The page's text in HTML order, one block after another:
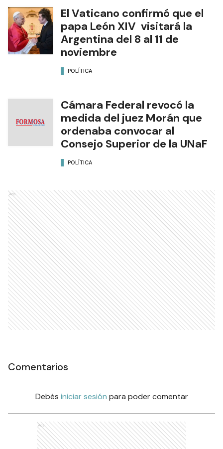
El Vaticano confirmó que el
papa León XIV visitará la
Argentina del 8 al 11 de
noviembre
POLÍTICA
Cámara Federal revocó la
medida del juez Morán que
ordenaba convocar al
Consejo Superior de la UNaF
POLÍTICA
Ads
Comentarios
Debés iniciar sesión para poder comentar
Ads